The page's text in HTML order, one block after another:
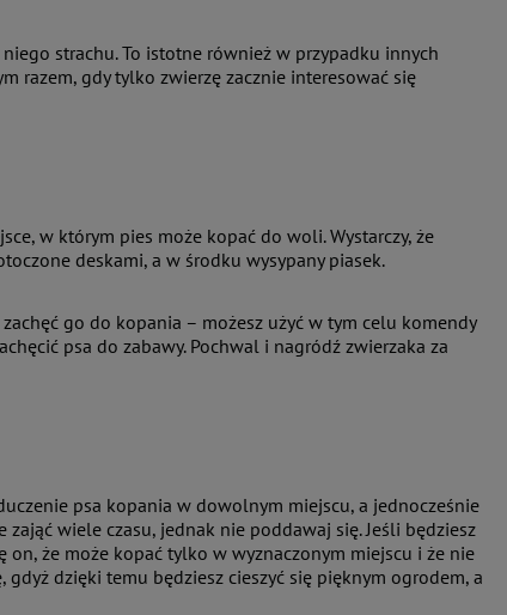
strachu. To istotne również w przypadku innych
razem, gdy tylko zwierzę zacznie interesować się
w którym pies może kopać do woli. Wystarczy, że
deskami, a w środku wysypany piasek.
go do kopania – możesz użyć w tym celu komendy
psa do zabawy. Pochwal i nagródź zwierzaka za
psa kopania w dowolnym miejscu, a jednocześnie
wiele czasu, jednak nie poddawaj się. Jeśli będziesz
on, że może kopać tylko w wyznaczonym miejscu i że nie
dzięki temu będziesz cieszyć się pięknym ogrodem, a